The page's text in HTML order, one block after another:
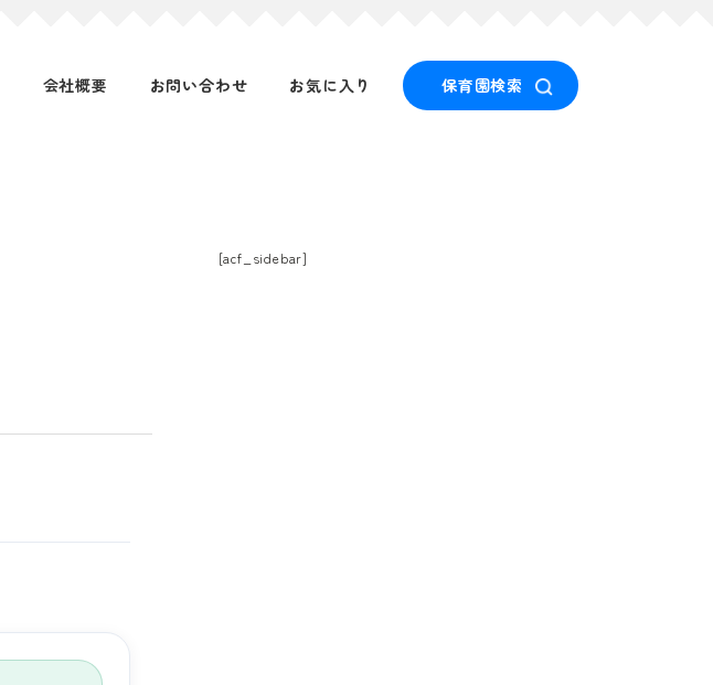
会社概要 お問い合わせ お気に入り 保育園検索
[acf_sidebar]